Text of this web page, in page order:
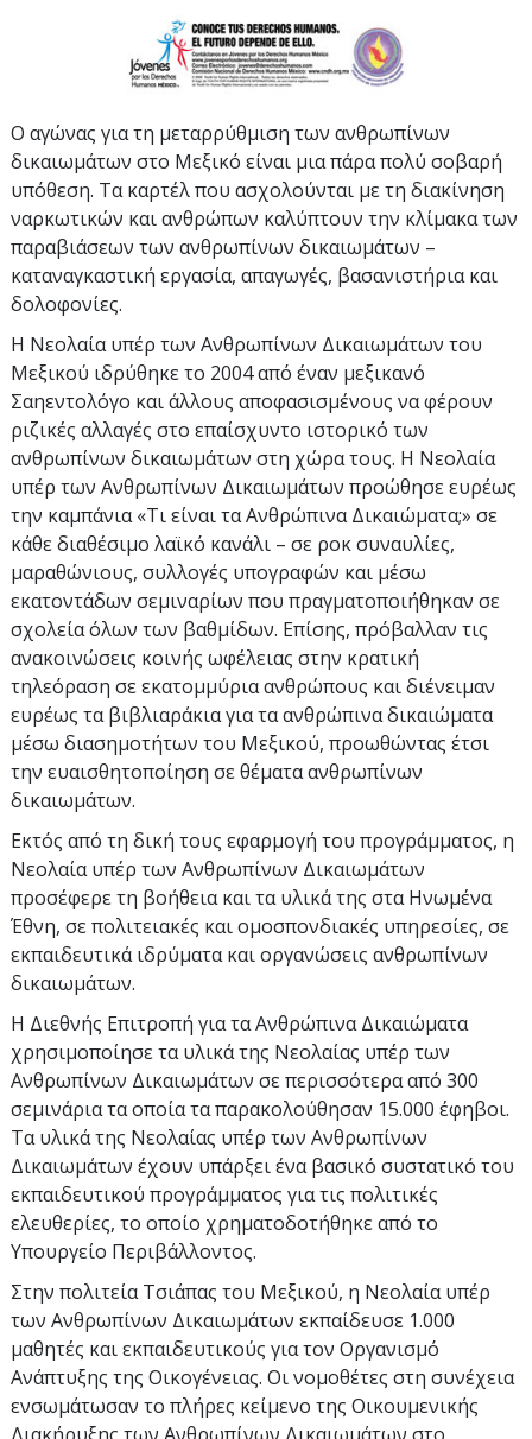
Ο αγώνας για τη μεταρρύθμιση των ανθρωπίνων
δικαιωμάτων στο Μεξικό είναι μια πάρα πολύ σοβαρή
υπόθεση. Τα καρτέλ που ασχολούνται με τη διακίνηση
ναρκωτικών και ανθρώπων καλύπτουν την κλίμακα των
παραβιάσεων των ανθρωπίνων δικαιωμάτων –
καταναγκαστική εργασία, απαγωγές, βασανιστήρια και
δολοφονίες.
Η Νεολαία υπέρ των Ανθρωπίνων Δικαιωμάτων του
Μεξικού ιδρύθηκε το 2004 από έναν μεξικανό
Σαηεντολόγο και άλλους αποφασισμένους να φέρουν
ριζικές αλλαγές στο επαίσχυντο ιστορικό των
ανθρωπίνων δικαιωμάτων στη χώρα τους. Η Νεολαία
υπέρ των Ανθρωπίνων Δικαιωμάτων προώθησε ευρέως
την καμπάνια «Τι είναι τα Ανθρώπινα Δικαιώματα;» σε
κάθε διαθέσιμο λαϊκό κανάλι – σε ροκ συναυλίες,
μαραθώνιους, συλλογές υπογραφών και μέσω
εκατοντάδων σεμιναρίων που πραγματοποιήθηκαν σε
σχολεία όλων των βαθμίδων. Επίσης, πρόβαλλαν τις
ανακοινώσεις κοινής ωφέλειας στην κρατική
τηλεόραση σε εκατομμύρια ανθρώπους και διένειμαν
ευρέως τα βιβλιαράκια για τα ανθρώπινα δικαιώματα
μέσω διασημοτήτων του Μεξικού, προωθώντας έτσι
την ευαισθητοποίηση σε θέματα ανθρωπίνων
δικαιωμάτων.
Εκτός από τη δική τους εφαρμογή του προγράμματος, η
Νεολαία υπέρ των Ανθρωπίνων Δικαιωμάτων
προσέφερε τη βοήθεια και τα υλικά της στα Ηνωμένα
Έθνη, σε πολιτειακές και ομοσπονδιακές υπηρεσίες, σε
εκπαιδευτικά ιδρύματα και οργανώσεις ανθρωπίνων
δικαιωμάτων.
Η Διεθνής Επιτροπή για τα Ανθρώπινα Δικαιώματα
χρησιμοποίησε τα υλικά της Νεολαίας υπέρ των
Ανθρωπίνων Δικαιωμάτων σε περισσότερα από 300
σεμινάρια τα οποία τα παρακολούθησαν 15.000 έφηβοι.
Τα υλικά της Νεολαίας υπέρ των Ανθρωπίνων
Δικαιωμάτων έχουν υπάρξει ένα βασικό συστατικό του
εκπαιδευτικού προγράμματος για τις πολιτικές
ελευθερίες, το οποίο χρηματοδοτήθηκε από το
Υπουργείο Περιβάλλοντος.
Στην πολιτεία Τσιάπας του Μεξικού, η Νεολαία υπέρ
των Ανθρωπίνων Δικαιωμάτων εκπαίδευσε 1.000
μαθητές και εκπαιδευτικούς για τον Οργανισμό
Ανάπτυξης της Οικογένειας. Οι νομοθέτες στη συνέχεια
ενσωμάτωσαν το πλήρες κείμενο της Οικουμενικής